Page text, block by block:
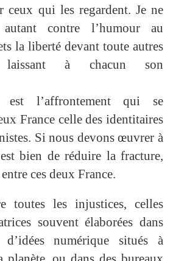
ceux qui les regardent. Je ne
contre l’humour au
la liberté devant toute autres
laissant à chacun son
est l’affrontement qui se
France celle des identitaires
Si nous devons œuvrer à
bien de réduire la fracture,
ces deux France.
toutes les injustices, celles
souvent élaborées dans
d’idées numérique situés à